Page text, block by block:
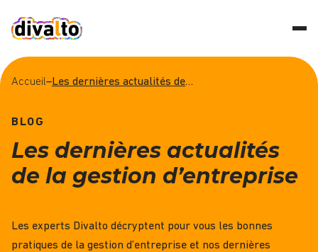
Accueil– Les dernières actualités de la gestion d'entreprise
BLOG
Les dernières actualités
de la gestion d’entreprise
Les experts Divalto décryptent pour vous les bonnes
pratiques de la gestion d’entreprise et nos dernières